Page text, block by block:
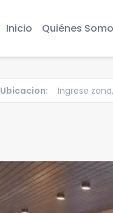
Inicio Quiénes
Ubicacion: